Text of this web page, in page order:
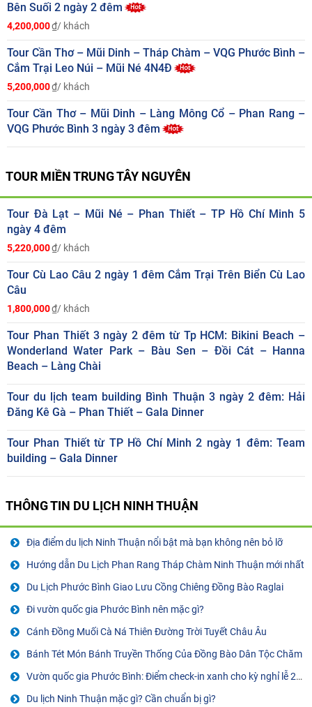
Bên Suối 2 ngày 2 đêm
4,200,000₫/ khách
Tour Cần Thơ – Mũi Dinh – Tháp Chàm – VQG Phước Bình –
Cắm Trại Leo Núi – Mũi Né 4N4Đ
5,200,000₫/ khách
Tour Cần Thơ – Mũi Dinh – Làng Mông Cổ – Phan Rang –
VQG Phước Bình 3 ngày 3 đêm
TOUR MIỀN TRUNG TÂY NGUYÊN
Tour Đà Lạt – Mũi Né – Phan Thiết – TP Hồ Chí Minh 5
ngày 4 đêm
5,220,000₫/ khách
Tour Cù Lao Câu 2 ngày 1 đêm Cắm Trại Trên Biển Cù Lao
Câu
1,800,000₫/ khách
Tour Phan Thiết 3 ngày 2 đêm từ Tp HCM: Bikini Beach –
Wonderland Water Park – Bàu Sen – Đồi Cát – Hanna
Beach – Làng Chài
Tour du lịch team building Bình Thuận 3 ngày 2 đêm: Hải
Đăng Kê Gà – Phan Thiết – Gala Dinner
Tour Phan Thiết từ TP Hồ Chí Minh 2 ngày 1 đêm: Team
building – Gala Dinner
THÔNG TIN DU LỊCH NINH THUẬN
Địa điểm du lịch Ninh Thuận nổi bật mà bạn không nên bỏ lỡ
Hướng dẫn Du Lịch Phan Rang Tháp Chàm Ninh Thuận mới nhất
Du Lịch Phước Bình Giao Lưu Cồng Chiêng Đồng Bào Raglai
Đi vườn quốc gia Phước Bình nên mặc gì?
Cánh Đồng Muối Cà Ná Thiên Đường Trời Tuyết Châu Âu
Bánh Tét Món Bánh Truyền Thống Của Đồng Bào Dân Tộc Chăm
Vườn quốc gia Phước Bình: Điểm check-in xanh cho kỳ nghỉ lễ 2/9
Du lịch Ninh Thuận mặc gì? Cần chuẩn bị gì?